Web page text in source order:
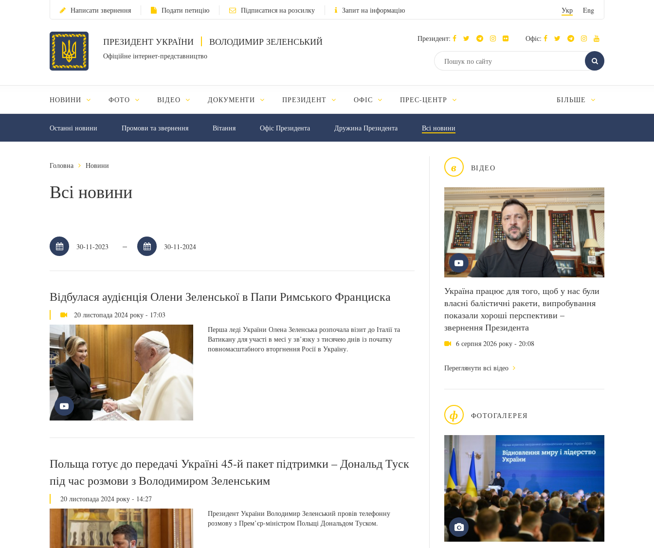
Написати звернення Подати петицію Підписатися на розсилку Запит на інформацію Укр Eng
ПРЕЗИДЕНТ УКРАЇНИ ВОЛОДИМИР ЗЕЛЕНСЬКИЙ
Офіційне інтернет-представництво
Президент: Офіс:
НОВИНИ ФОТО ВІДЕО ДОКУМЕНТИ ПРЕЗИДЕНТ ОФІС ПРЕС-ЦЕНТР БІЛЬШЕ
Останні новини Промови та звернення Вiтання Офіс Президента Дружина Президента Всі новини
в ВІДЕО
Україна працює для того, щоб у нас були
власні балістичні ракети, випробування
показали хороші перспективи –
звернення Президента
6 серпня 2026 року - 20:08
Переглянути всі відео
ф ФОТОГАЛЕРЕЯ
Головна Новини
Всі новини
–
Відбулася аудієнція Олени Зеленської в Папи Римського Франциска
20 листопада 2024 року - 17:03
Перша леді України Олена Зеленська розпочала візит до Італії та
Ватикану для участі в месі у зв’язку з тисячею днів із початку
повномасштабного вторгнення Росії в Україну.
Польща готує до передачі Україні 45-й пакет підтримки – Дональд Туск
під час розмови з Володимиром Зеленським
20 листопада 2024 року - 14:27
Президент України Володимир Зеленський провів телефонну
розмову з Прем’єр-міністром Польщі Дональдом Туском.